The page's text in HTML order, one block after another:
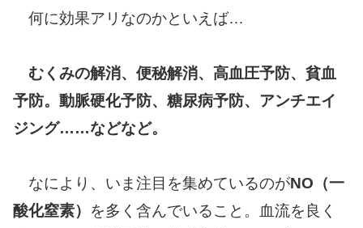
何に効果アリなのかといえば…
むくみの解消、便秘解消、高血圧予防、貧血
予防。動脈硬化予防、糖尿病予防、アンチエイ
ジング……などなど。
なにより、いま注目を集めているのがNO（一
酸化窒素） を多く含んでいること。血流を良く